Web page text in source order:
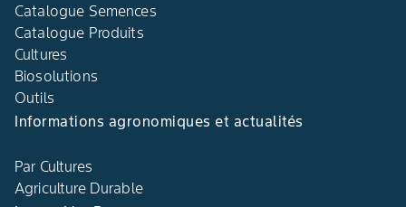
Catalogue Semences
Catalogue Produits
Cultures
Biosolutions
Outils
Informations agronomiques et actualités
Par Cultures
Agriculture Durable